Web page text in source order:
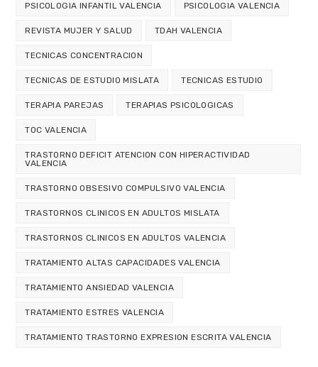
PSICOLOGIA INFANTIL VALENCIA PSICOLOGIA VALENCIA
REVISTA MUJER Y SALUD TDAH VALENCIA
TECNICAS CONCENTRACION
TECNICAS DE ESTUDIO MISLATA TECNICAS ESTUDIO
TERAPIA PAREJAS TERAPIAS PSICOLOGICAS
TOC VALENCIA
TRASTORNO DEFICIT ATENCION CON HIPERACTIVIDAD
VALENCIA
TRASTORNO OBSESIVO COMPULSIVO VALENCIA
TRASTORNOS CLINICOS EN ADULTOS MISLATA
TRASTORNOS CLINICOS EN ADULTOS VALENCIA
TRATAMIENTO ALTAS CAPACIDADES VALENCIA
TRATAMIENTO ANSIEDAD VALENCIA
TRATAMIENTO ESTRES VALENCIA
TRATAMIENTO TRASTORNO EXPRESION ESCRITA VALENCIA